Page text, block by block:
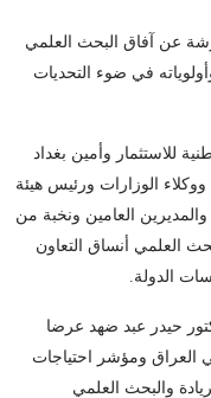
عن آفاق البحث العلمي
في ضوء التحديات
للاستثمار وأمين بغداد
ووكلاء الوزارات ورئيس هيئة
العامين ونخبة من
العلمي أنساق التعاون
الدولة.
حيدر عبد ضهد عرضا
العراق ومؤشر احتياجات
والبحث العلمي